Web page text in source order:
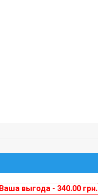
Ваша выгода - 340.00 грн.